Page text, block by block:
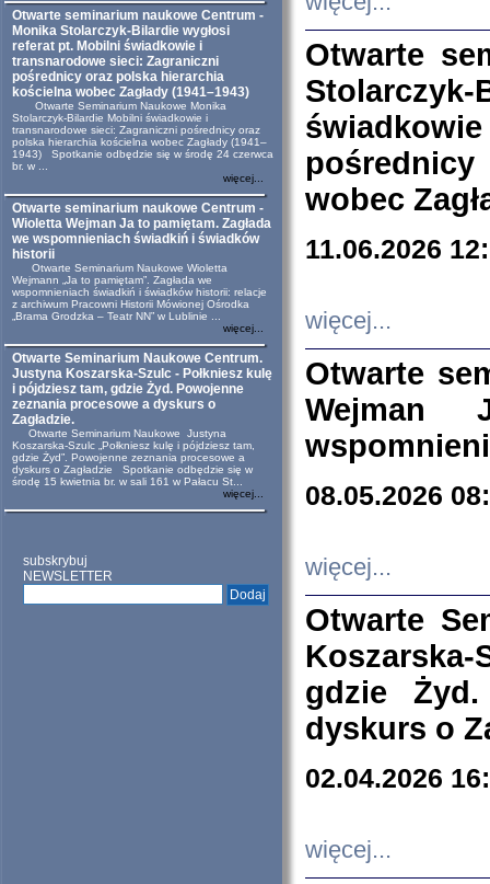
Otwarte seminarium naukowe Centrum -
Monika Stolarczyk-Bilardie wygłosi
referat pt. Mobilni świadkowie i
transnarodowe sieci: Zagraniczni
pośrednicy oraz polska hierarchia
kościelna wobec Zagłady (1941–1943)
Otwarte Seminarium Naukowe Monika
Stolarczyk-Bilardie Mobilni świadkowie i
transnarodowe sieci: Zagraniczni pośrednicy oraz
polska hierarchia kościelna wobec Zagłady (1941–
1943) Spotkanie odbędzie się w środę 24 czerwca
br. w ...
więcej...
Otwarte seminarium naukowe Centrum -
Wioletta Wejman Ja to pamiętam. Zagłada
we wspomnieniach świadkiń i świadków
historii
Otwarte Seminarium Naukowe Wioletta
Wejmann „Ja to pamiętam”. Zagłada we
wspomnieniach świadkiń i świadków historii: relacje
z archiwum Pracowni Historii Mówionej Ośrodka
„Brama Grodzka – Teatr NN” w Lublinie ...
więcej...
Otwarte Seminarium Naukowe Centrum.
Justyna Koszarska-Szulc - Połkniesz kulę
i pójdziesz tam, gdzie Żyd. Powojenne
zeznania procesowe a dyskurs o
Zagładzie.
Otwarte Seminarium Naukowe Justyna
Koszarska-Szulc „Połkniesz kulę i pójdziesz tam,
gdzie Żyd”. Powojenne zeznania procesowe a
dyskurs o Zagładzie Spotkanie odbędzie się w
środę 15 kwietnia br. w sali 161 w Pałacu St...
więcej...
subskrybuj
NEWSLETTER
Otwarte
wobec
11.06.2026
więcej...
Otwarte
Wejman
08.05.2026
więcej...
Otwarte
Koszarska-
gdzie
dyskurs o
02.04.2026
więcej...